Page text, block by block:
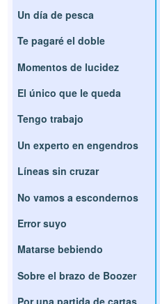
Un día de pesca
Te pagaré el doble
Momentos de lucidez
El único que le queda
Tengo trabajo
Un experto en engendros
Líneas sin cruzar
No vamos a escondernos
Error suyo
Matarse bebiendo
Sobre el brazo de Boozer